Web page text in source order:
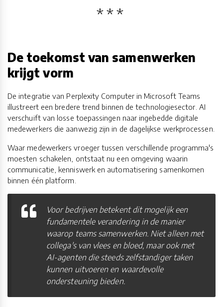
De toekomst van samenwerken
krijgt vorm
De integratie van Perplexity Computer in Microsoft Teams
illustreert een bredere trend binnen de technologiesector. AI
verschuift van losse toepassingen naar ingebedde digitale
medewerkers die aanwezig zijn in de dagelijkse werkprocessen.
Waar medewerkers vroeger tussen verschillende programma's
moesten schakelen, ontstaat nu een omgeving waarin
communicatie, kenniswerk en automatisering samenkomen
binnen één platform.
Voor bedrijven betekent dit mogelijk een
fundamentele verandering in de manier
waarop teams samenwerken. Niet alleen met
collega's van vlees en bloed, maar ook met
AI-agenten die steeds zelfstandiger taken
kunnen uitvoeren en waardevolle
ondersteuning bieden.